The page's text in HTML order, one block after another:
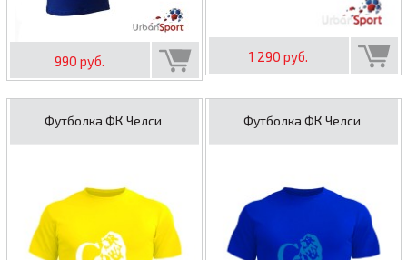
990 руб. 1 290 руб.
Футболка ФК Челси Футболка ФК Челси